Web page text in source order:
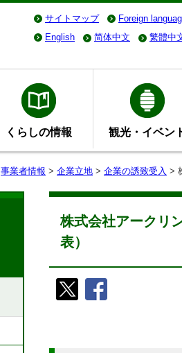
サイトマップ Foreign
English
简体中文 繁體中
くらしの情報 観光・イベン
事業者情報 > 企業立地 > 企業の誘致受入 >
株式会社アークリ
表）